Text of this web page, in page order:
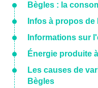
Bègles : la
Infos à propos de
Informations sur
Énergie produite
Les causes de
Bègles